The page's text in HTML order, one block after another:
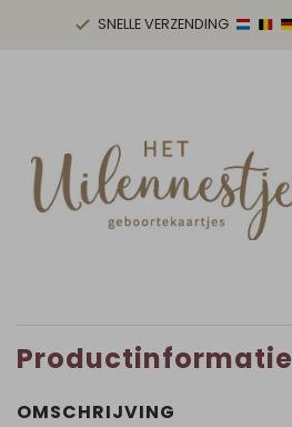
SNELLE VERZENDING
Productinformatie
OMSCHRIJVING